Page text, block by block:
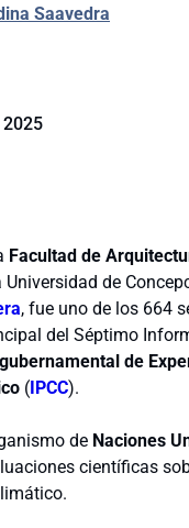
Saavedra
Facultad de
Universidad de
, fue uno de los 664
del Séptimo
de
(IPCC).
de Naciones
científicas